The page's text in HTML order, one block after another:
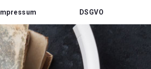
Impressum DSGVO